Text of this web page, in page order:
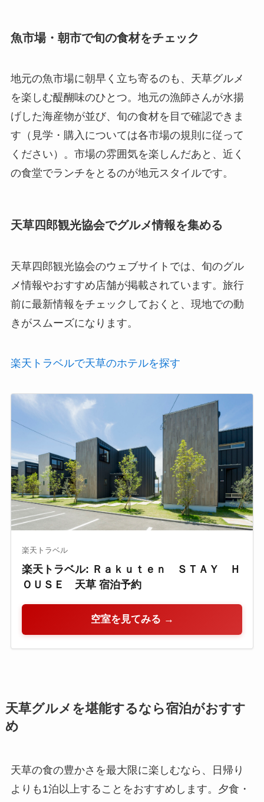
魚市場・朝市で旬の食材をチェック
地元の魚市場に朝早く立ち寄るのも、天草グルメ
を楽しむ醍醐味のひとつ。地元の漁師さんが水揚
げした海産物が並び、旬の食材を目で確認できま
す（見学・購入については各市場の規則に従って
ください）。市場の雰囲気を楽しんだあと、近く
の食堂でランチをとるのが地元スタイルです。
天草四郎観光協会でグルメ情報を集める
天草四郎観光協会のウェブサイトでは、旬のグル
メ情報やおすすめ店舗が掲載されています。旅行
前に最新情報をチェックしておくと、現地での動
きがスムーズになります。
楽天トラベルで天草のホテルを探す
楽天トラベル
楽天トラベル: Ｒａｋｕｔｅｎ ＳＴＡＹ Ｈ
ＯＵＳＥ 天草 宿泊予約
空室を見てみる →
天草グルメを堪能するなら宿泊がおすす
め
天草の食の豊かさを最大限に楽しむなら、日帰り
よりも1泊以上することをおすすめします。夕食・